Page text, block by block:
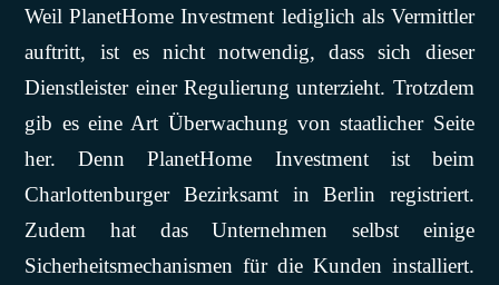
Weil PlanetHome Investment lediglich als Vermittler
auftritt, ist es nicht notwendig, dass sich dieser
Dienstleister einer Regulierung unterzieht. Trotzdem
gib es eine Art Überwachung von staatlicher Seite
her. Denn PlanetHome Investment ist beim
Charlottenburger Bezirksamt in Berlin registriert.
Zudem hat das Unternehmen selbst einige
Sicherheitsmechanismen für die Kunden installiert.